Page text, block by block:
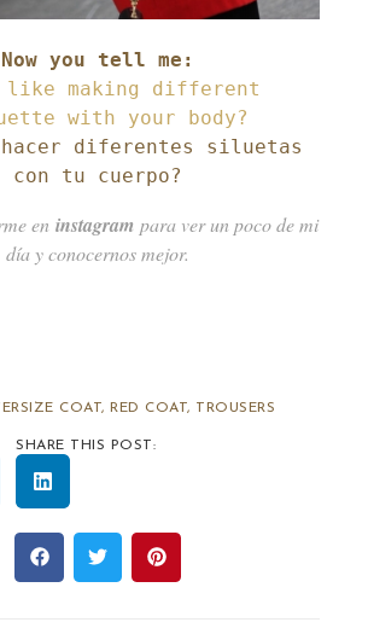
like making different
hacer diferentes siluetas
con tu cuerpo?
en instagram para ver un poco de mi
día y conocernos mejor.
COAT, RED COAT, TROUSERS
SHARE THIS POST: